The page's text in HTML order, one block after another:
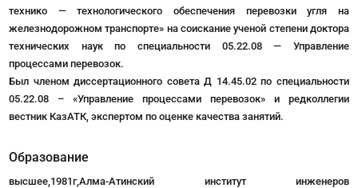
технико — технологического обеспечения перевозки угля на
железнодорожном транспорте» на соискание ученой степени доктора
технических наук по специальности 05.22.08 — Управление
процессами перевозок.
Был членом диссертационного совета Д 14.45.02 по специальности
05.22.08 – «Управление процессами перевозок» и редколлегии
вестник КазАТК, экспертом по оценке качества занятий.
Образование
высшее,1981г,Алма-Атинский институт инженеров